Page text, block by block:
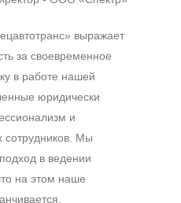
выражает
за своевременное
в работе нашей
юридически
и
сотрудников. Мы
в ведении
на этом наше